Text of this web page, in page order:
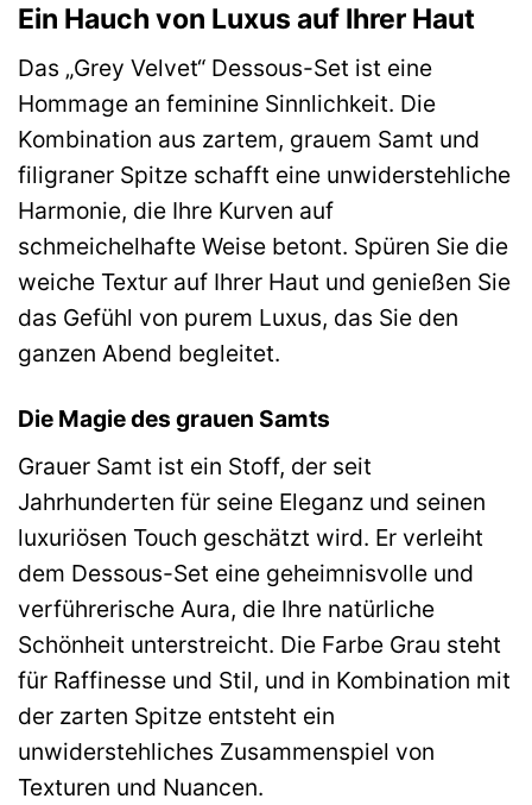
Ein Hauch von Luxus auf Ihrer Haut
Das „Grey Velvet“ Dessous-Set ist eine
Hommage an feminine Sinnlichkeit. Die
Kombination aus zartem, grauem Samt und
filigraner Spitze schafft eine unwiderstehliche
Harmonie, die Ihre Kurven auf
schmeichelhafte Weise betont. Spüren Sie die
weiche Textur auf Ihrer Haut und genießen Sie
das Gefühl von purem Luxus, das Sie den
ganzen Abend begleitet.
Die Magie des grauen Samts
Grauer Samt ist ein Stoff, der seit
Jahrhunderten für seine Eleganz und seinen
luxuriösen Touch geschätzt wird. Er verleiht
dem Dessous-Set eine geheimnisvolle und
verführerische Aura, die Ihre natürliche
Schönheit unterstreicht. Die Farbe Grau steht
für Raffinesse und Stil, und in Kombination mit
der zarten Spitze entsteht ein
unwiderstehliches Zusammenspiel von
Texturen und Nuancen.